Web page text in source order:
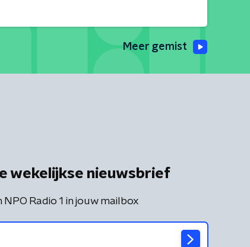
Meer gemist
wekelijkse nieuwsbrief
Radio 1 in jouw mailbox